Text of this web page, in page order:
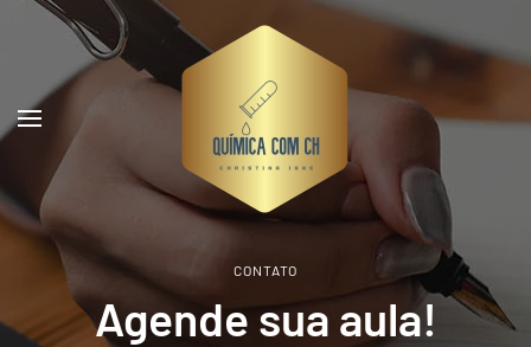
Skip to main content
CONTATO
Agende sua aula!